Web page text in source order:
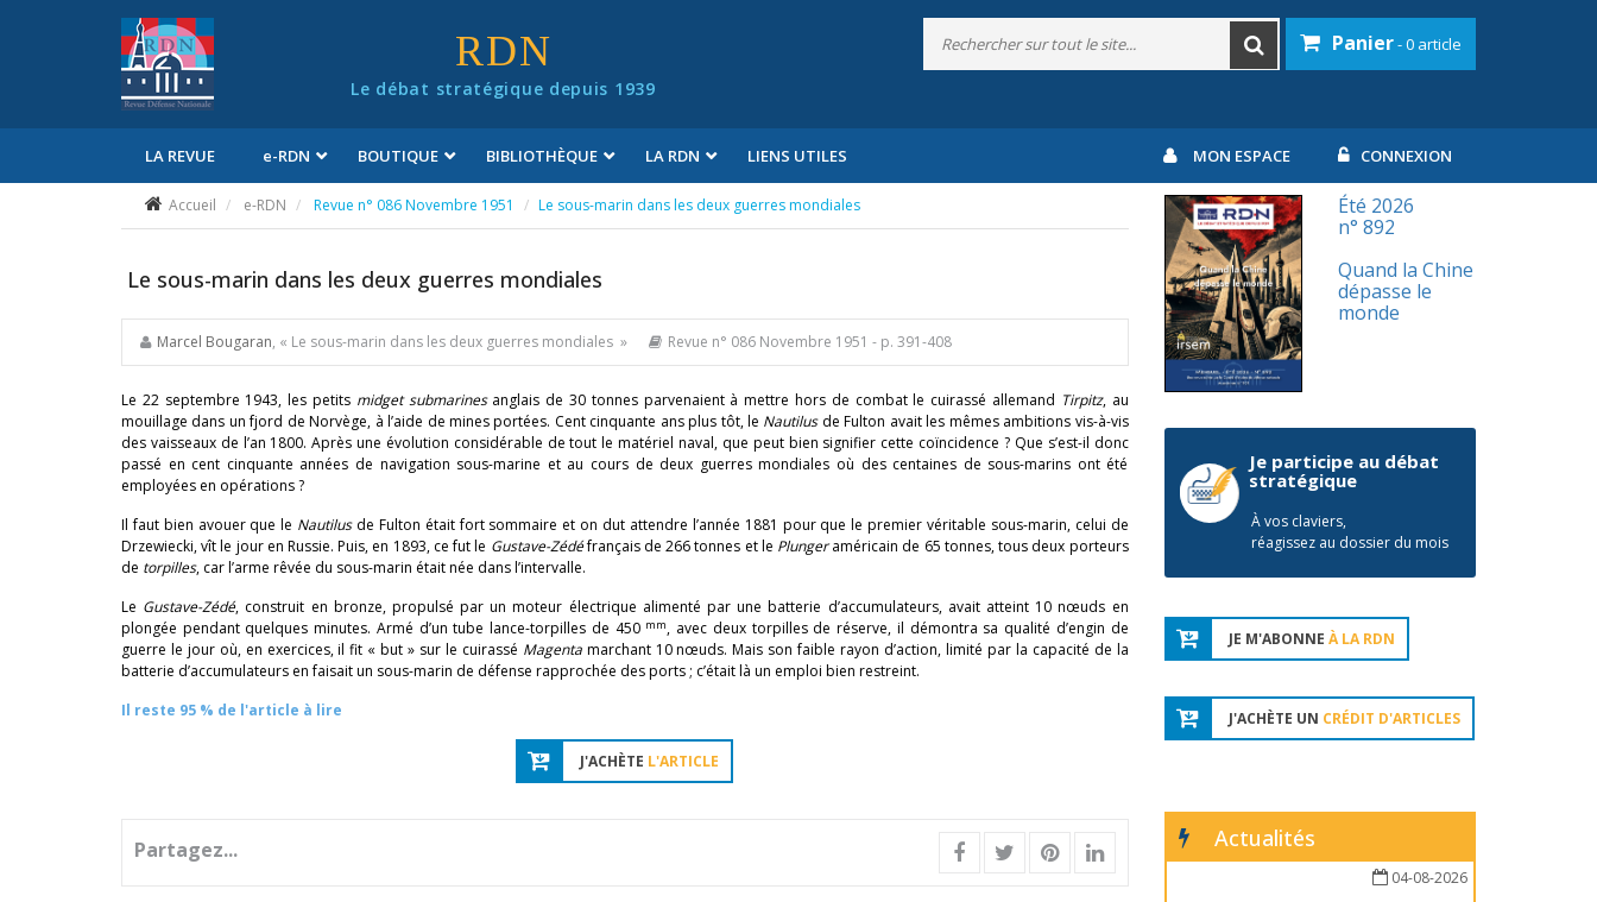
RDN
Le débat stratégique depuis 1939
Panier- 0 article
LA REVUE e-RDN BOUTIQUE BIBLIOTHÈQUE LA RDN LIENS UTILES MON ESPACE CONNEXION
Accueil e-RDN Revue n° 086 Novembre 1951 Le sous-marin dans les deux guerres mondiales
Le sous-marin dans les deux guerres mondiales
Marcel Bougaran, « Le sous-marin dans les deux guerres mondiales » Revue n° 086 Novembre 1951 - p. 391-408
Le 22 septembre 1943, les petits midget submarines anglais de 30 tonnes parvenaient à mettre hors de combat le cuirassé allemand Tirpitz, au
mouillage dans un fjord de Norvège, à l’aide de mines portées. Cent cinquante ans plus tôt, le Nautilus de Fulton avait les mêmes ambitions vis-à-vis
des vaisseaux de l’an 1800. Après une évolution considérable de tout le matériel naval, que peut bien signifier cette coïncidence ? Que s’est-il donc
passé en cent cinquante années de navigation sous-marine et au cours de deux guerres mondiales où des centaines de sous-marins ont été
employées en opérations ?
Il faut bien avouer que le Nautilus de Fulton était fort sommaire et on dut attendre l’année 1881 pour que le premier véritable sous-marin, celui de
Drzewiecki, vît le jour en Russie. Puis, en 1893, ce fut le Gustave-Zédéfrançais de 266 tonnes et le Plungeraméricain de 65 tonnes, tous deux porteurs
de torpilles, car l’arme rêvée du sous-marin était née dans l’intervalle.
Le Gustave-Zédé, construit en bronze, propulsé par un moteur électrique alimenté par une batterie d’accumulateurs, avait atteint 10 nœuds en
plongée pendant quelques minutes. Armé d’un tube lance-torpilles de 450 mm, avec deux torpilles de réserve, il démontra sa qualité d’engin de
guerre le jour où, en exercices, il fit « but » sur le cuirassé Magenta marchant 10 nœuds. Mais son faible rayon d’action, limité par la capacité de la
batterie d’accumulateurs en faisait un sous-marin de défense rapprochée des ports ; c’était là un emploi bien restreint.
Il reste 95 % de l'article à lire
J'ACHÈTE L'ARTICLE
Partagez...
Été 2026
n° 892
Quand la Chine
dépasse le
monde
Je participe au débat
stratégique
À vos claviers,
réagissez au dossier du mois
JE M'ABONNE À LA RDN
J'ACHÈTE UN CRÉDIT D'ARTICLES
Actualités
04-08-2026